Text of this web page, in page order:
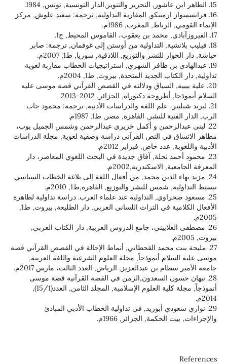
ارمينكو, المقاربة التداولية, ترجمة: سعيد علوش, مركز
المغرب, 1986م.
التداولية من أوستن إلى غوفمان, ترجمة: صابر
للنشر والتوزيع, اللاذقية, سوريا, ط1, 2007م.
بن ظافر الشهري, استراتيجيات الخطاب مقاربة لغوية
الجديد المتحدة, بيروت, ط1, 2004م.
السياق ودلالته في القصص القرآني قصة موسى عليه
دكتوراه, الجزائر, 2012-2013.
علم اللغة والدراسات الأدبية, ترجمة: محمود جاب
للنشر, القاهرة, مصر, ط1, 1987م.
و أكمل خزيري عبدالرحمن وشمس الجميل يوب،
في النص القرآني دراسة وصفية لغوية, مجلة الدراسات
عدد خاص, فبراير 2012م.
نحلة, آفاق جديدة في البحث اللغوي المعاصر، دار
الاسكندرية,2002م.
الدين محمد, من أفعال اللغة إلى بلاغة الخطاب السياسي
شمس للنشر والتوزيع, القاهرة,ط1, 2010م.
التداولية عند علماء العرب. دراسة تداولية لظاهرة
الأفعال الكلامية في التراث اللساني العربي, دار الطليعة, بيروت, ط1,
جامع الدروس العربية, دار الكتاب العربي,
محمد القحطاني, أنماط الإحالة في القصص القرآني قصة
أنموذجاً, مجلة العلوم الشرعية واللغة العربية,
بن عبدالعزيز, الرياض, العدد الثالث، مارس 2017م.
السعدون,الزمن في القصة القرآنية قصة موسى
أنموذجاً, مجلة كلية العلوم الإسلامية, المجلد الثامن, العدد(15/1),
أبوزيد, في تداولية الخطاب الأدبي المبادئ
الجزائر, 1966م.